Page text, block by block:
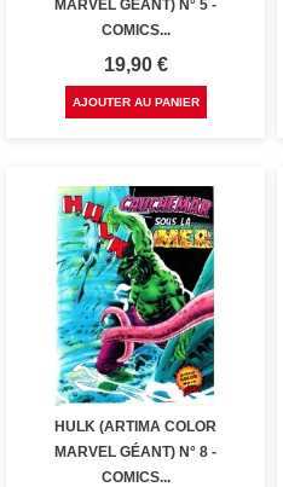
MARVEL GÉANT) N° 5 -
COMICS...
Prix
19,90 €
AJOUTER AU PANIER
HULK (ARTIMA COLOR
MARVEL GÉANT) N° 8 -
COMICS...